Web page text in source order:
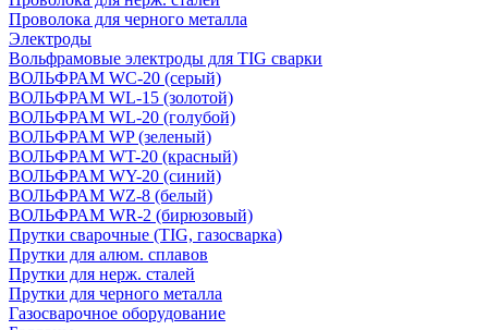
Проволока для черного металла
Электроды
Вольфрамовые электроды для TIG сварки
ВОЛЬФРАМ WC-20 (серый)
ВОЛЬФРАМ WL-15 (золотой)
ВОЛЬФРАМ WL-20 (голубой)
ВОЛЬФРАМ WP (зеленый)
ВОЛЬФРАМ WT-20 (красный)
ВОЛЬФРАМ WY-20 (синий)
ВОЛЬФРАМ WZ-8 (белый)
ВОЛЬФРАМ WR-2 (бирюзовый)
Прутки сварочные (TIG, газосварка)
Прутки для алюм. сплавов
Прутки для нерж. сталей
Прутки для черного металла
Газосварочное оборудование